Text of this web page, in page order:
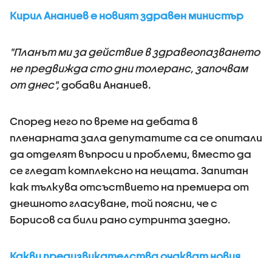
Кирил Ананиев е новият здравен министър
"Планът ми за действие в здравеопазването
не предвижда сто дни толеранс, започвам
от днес",добави Ананиев.
Според него по време на дебата в
пленарната зала депутатите са се опитали
да отделят въпроси и проблеми, вместо да
се гледат комплексно на нещата. Запитан
как тълкува отсъствието на премиера от
днешното гласуване, той поясни, че с
Борисов са били рано сутринта заедно.
Какви предизвикателства очакват новия